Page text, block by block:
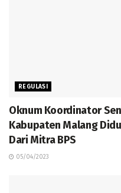
REGULASI
Oknum Koordinator
Kabupaten Malang
Dari Mitra BPS
05/04/2023